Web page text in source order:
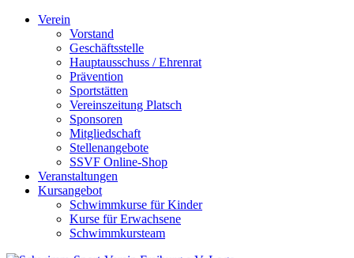
Zum
Verein
Vorstand
Geschäftsstelle
Hauptausschuss / Ehrenrat
Prävention
Sportstätten
Vereinszeitung Platsch
Sponsoren
Mitgliedschaft
Stellenangebote
SSVF Online-Shop
Veranstaltungen
Kursangebot
Schwimmkurse für Kinder
Kurse für Erwachsene
Schwimmkursteam